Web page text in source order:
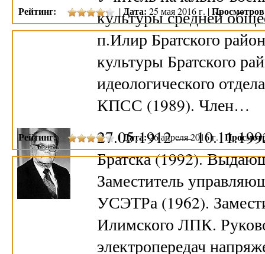
культуры средней
п.Илир Братского
культуры Братского
идеологического
КПСС (1989). Член…
27.05.1912 —
Братска (1992).
Заместитель
УСЭТРа (1962).
Илимского ЛПК.
электропередач
Рейтинг: |Дата: 25 мая 2016 г. |
Рейтинг: |Дата:26 апреля 2016 г. |